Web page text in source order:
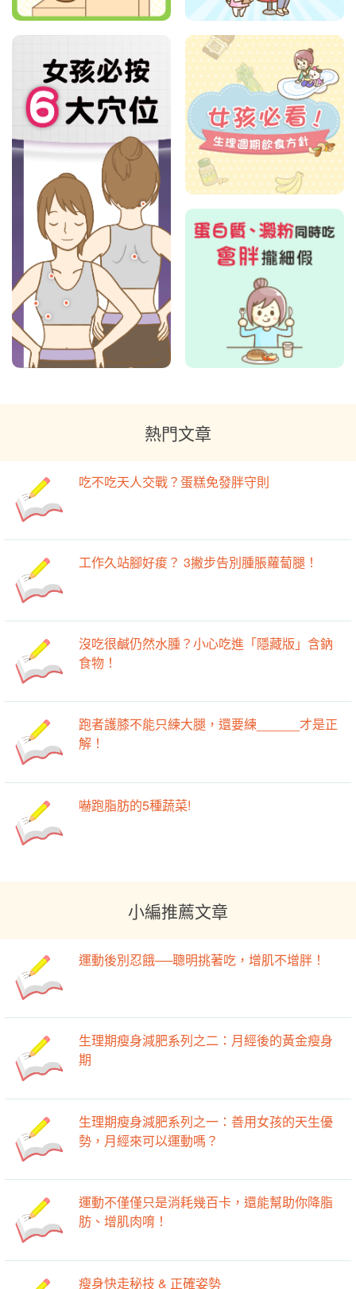
熱門文章
吃不吃天人交戰？蛋糕免發胖守則
工作久站腳好痠？ 3撇步告別腫脹蘿蔔腿！
沒吃很鹹仍然水腫？小心吃進「隱藏版」含鈉
食物！
跑者護膝不能只練大腿，還要練______才是正
解！
嚇跑脂肪的5種蔬菜!
小編推薦文章
運動後別忍餓──聰明挑著吃，增肌不增胖！
生理期瘦身減肥系列之二：月經後的黃金瘦身
期
生理期瘦身減肥系列之一：善用女孩的天生優
勢，月經來可以運動嗎？
運動不僅僅只是消耗幾百卡，還能幫助你降脂
肪、增肌肉唷！
瘦身快走秘技 & 正確姿勢